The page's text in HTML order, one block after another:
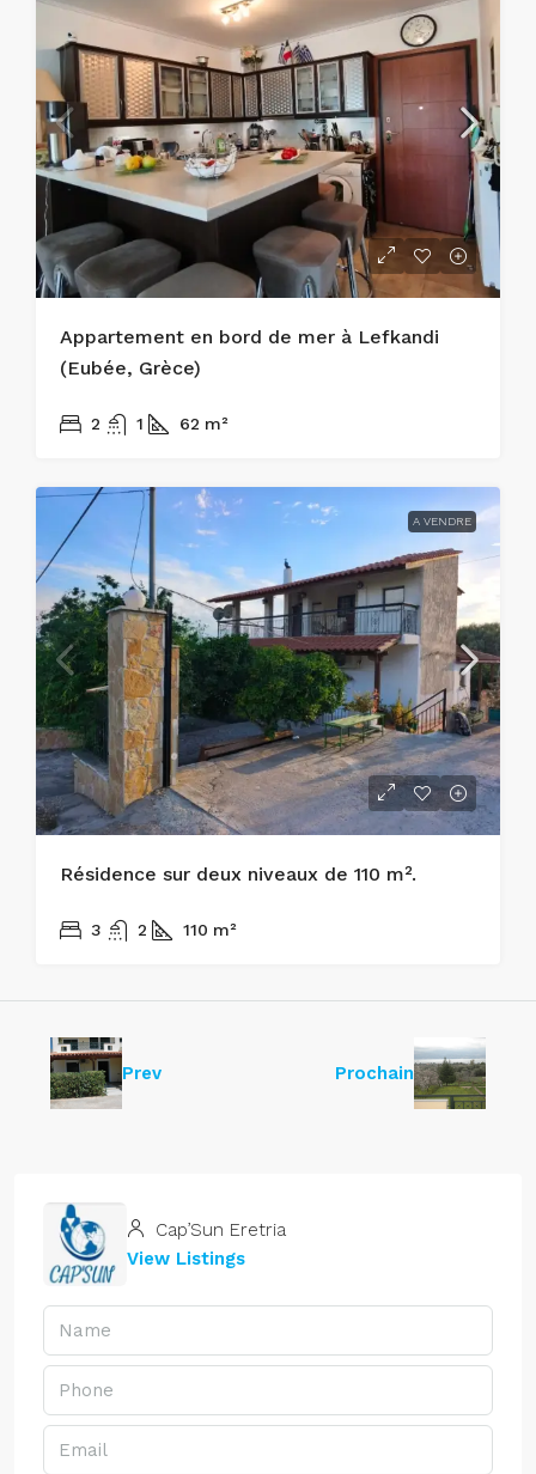
Appartement en bord de mer à Lefkandi
(Eubée, Grèce)
2 1 62 m²
A VENDRE
Résidence sur deux niveaux de 110 m².
3 2 110 m²
Prev Prochain
Cap’Sun Eretria
View Listings